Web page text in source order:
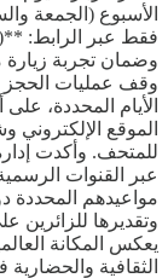
الأسبوع (الجمعة
وضمان تجربة زيارة
وقف عمليات الحجز
الأيام المحددة،
الموقع الإلكتروني
للمتحف. وأكدت
عبر القنوات
مواعيدهم المحددة
وتقديرها للزائرين
يعكس المكانة
الثقافية والحضارية